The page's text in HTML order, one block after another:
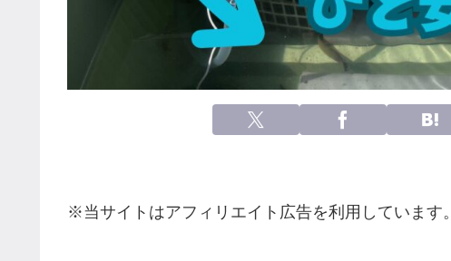
※当サイトはアフィリエイト広告を利用しています。